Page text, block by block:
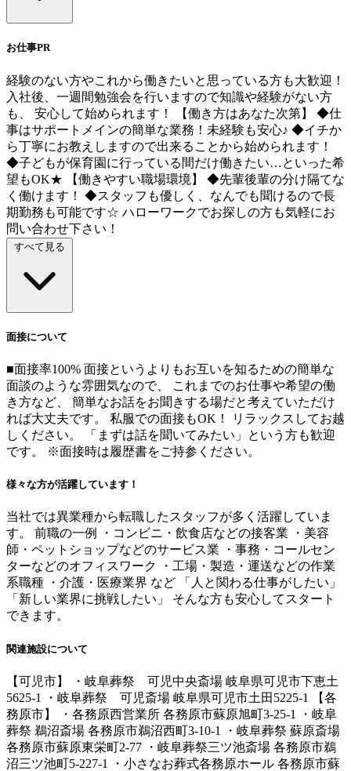
お仕事PR
経験のない方やこれから働きたいと思っている方も大歓迎！
入社後、一週間勉強会を行いますので知識や経験がない方
も、 安心して始められます！ 【働き方はあなた次第】 ◆仕
事はサポートメインの簡単な業務！未経験も安心♪ ◆イチか
ら丁寧にお教えしますので出来ることから始められます！
◆子どもが保育園に行っている間だけ働きたい…といった希
望もOK★ 【働きやすい職場環境】 ◆先輩後輩の分け隔てな
く働けます！ ◆スタッフも優しく、なんでも聞けるので長
期勤務も可能です☆ ハローワークでお探しの方も気軽にお
問い合わせ下さい！
すべて見る
面接について
■面接率100% 面接というよりもお互いを知るための簡単な
面談のような雰囲気なので、 これまでのお仕事や希望の働
き方など、 簡単なお話をお聞きする場だと考えていただけ
れば大丈夫です。 私服での面接もOK！ リラックスしてお越
しください。 「まずは話を聞いてみたい」という方も歓迎
です。 ※面接時は履歴書をご持参ください。
様々な方が活躍しています！
当社では異業種から転職したスタッフが多く活躍していま
す。 前職の一例 ・コンビニ・飲食店などの接客業 ・美容
師・ペットショップなどのサービス業 ・事務・コールセン
ターなどのオフィスワーク ・工場・製造・運送などの作業
系職種 ・介護・医療業界 など 「人と関わる仕事がしたい」
「新しい業界に挑戦したい」 そんな方も安心してスタート
できます。
関連施設について
【可児市】 ・岐阜葬祭 可児中央斎場 岐阜県可児市下恵土
5625-1 ・岐阜葬祭 可児斎場 岐阜県可児市土田5225-1 【各
務原市】 ・各務原西営業所 各務原市蘇原旭町3-25-1 ・岐阜
葬祭 鵜沼斎場 各務原市鵜沼西町3-10-1 ・岐阜葬祭 蘇原斎場
各務原市蘇原東栄町2-77 ・岐阜葬祭三ツ池斎場 各務原市鵜
沼三ツ池町5-227-1 ・小さなお葬式各務原ホール 各務原市蘇